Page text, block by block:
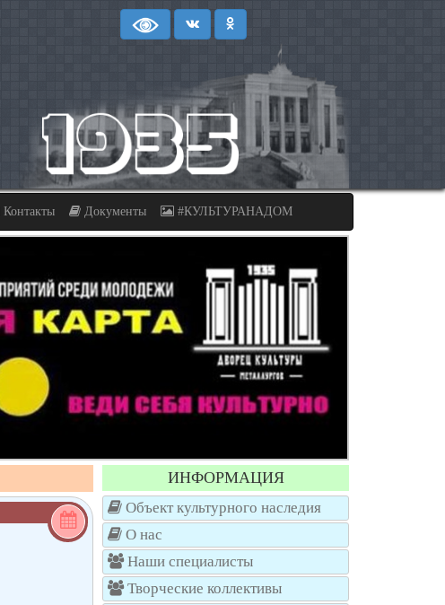
Контакты Документы #КУЛЬТУРАНАДОМ
ИНФОРМАЦИЯ
Объект культурного наследия
О нас
Наши специалисты
Творческие коллективы